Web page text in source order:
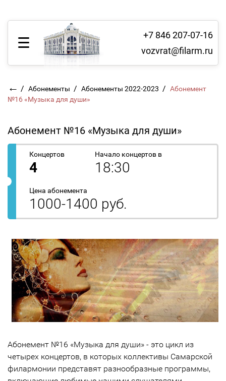
+7 846 207-07-16
vozvrat@filarm.ru
← / Абонементы / Абонементы 2022-2023 / Абонемент
№16 «Музыка для души»
Абонемент №16 «Музыка для души»
Концертов
4
Начало концертов в
18:30
Цена абонемента
1000-1400 руб.
Абонемент №16 «Музыка для души» - это цикл из
четырех концертов, в которых коллективы Самарской
филармонии представят разнообразные программы,